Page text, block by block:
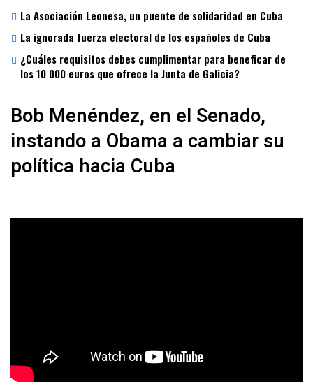
La Asociación Leonesa, un puente de solidaridad en Cuba
La ignorada fuerza electoral de los españoles de Cuba
¿Cuáles requisitos debes cumplimentar para beneficar de
los 10 000 euros que ofrece la Junta de Galicia?
Bob Menéndez, en el Senado,
instando a Obama a cambiar su
política hacia Cuba